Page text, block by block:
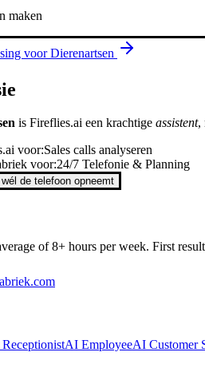
maken
voorDierenartsen
is Fireflies.ai een krachtige assistent,
voor:Sales calls analyseren
voor:24/7 Telefonie & Planning
de telefoon opneemt
of 8+ hours per week. First
AI EmployeeAI Customer